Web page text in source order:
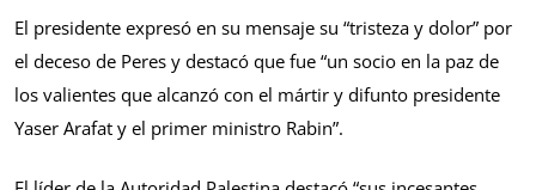
El presidente expresó en su mensaje su “tristeza y dolor” por
el deceso de Peres y destacó que fue “un socio en la paz de
los valientes que alcanzó con el mártir y difunto presidente
Yaser Arafat y el primer ministro Rabin”.